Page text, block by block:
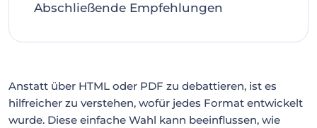
Abschließende Empfehlungen
Anstatt über HTML oder PDF zu debattieren, ist es
hilfreicher zu verstehen, wofür jedes Format entwickelt
wurde. Diese einfache Wahl kann beeinflussen, wie